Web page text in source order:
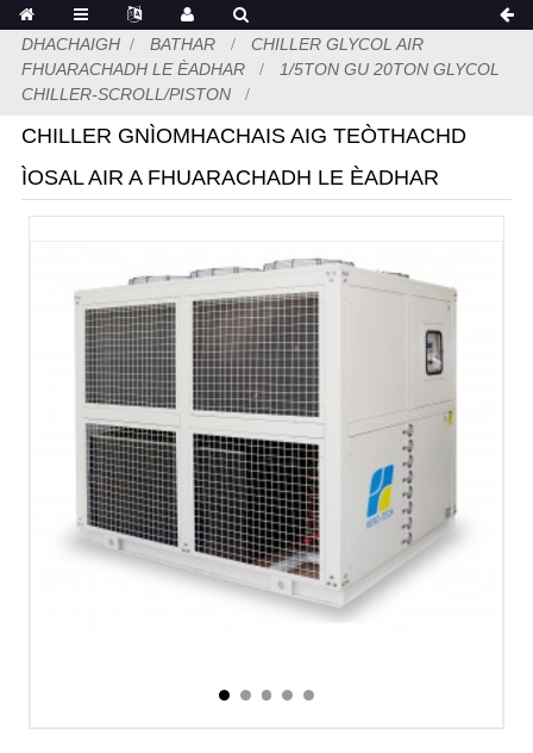
DHACHAIGH BATHAR
CHILLER GLYCOL AIR
FHUARACHADH LE ÈADHAR
1/5TON GU 20TON GLYCOL
CHILLER-SCROLL/PISTON
CHILLER GNÌOMHACHAIS AIG TEÒTHACHD
ÌOSAL AIR A FHUARACHADH LE ÈADHAR